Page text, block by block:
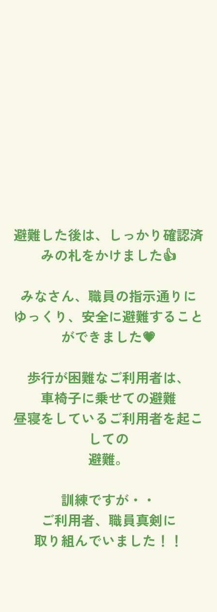
避難した後は、しっかり確認済
みの札をかけました👍
みなさん、職員の指示通りに
ゆっくり、安全に避難すること
ができました💗
歩行が困難なご利用者は、
車椅子に乗せての避難
昼寝をしているご利用者を起こ
しての
避難。
訓練ですが・・
ご利用者、職員真剣に
取り組んでいました！！